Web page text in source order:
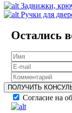
Задвижки,
Ручки для
Остались
ПОЛУЧИТЬ
Согласие на